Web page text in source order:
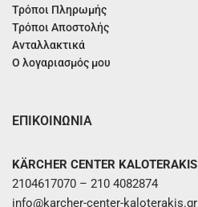
Τρόποι Πληρωμής
Τρόποι Αποστολής
Ανταλλακτικά
Ο λογαριασμός μου
ΕΠΙΚΟΙΝΩΝΙΑ
KÄRCHER CENTER KALOTERAKIS
2104617070 – 210 4082874
info@karcher-center-kaloterakis.gr